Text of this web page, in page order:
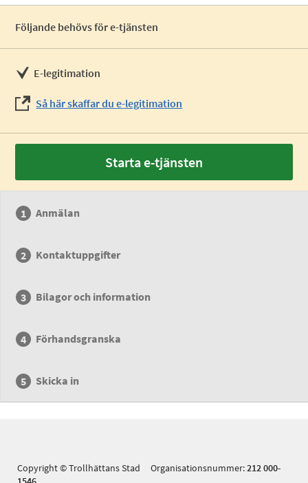
Följande behövs för e-tjänsten
E-legitimation
Så här skaffar du e-legitimation
Starta e-tjänsten
Anmälan
Kontaktuppgifter
Bilagor och information
Förhandsgranska
Skicka in
Copyright © Trollhättans Stad Organisationsnummer:212 000-